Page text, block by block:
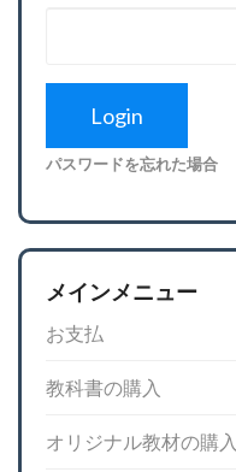
パスワードを忘れた場合
メインメニュー
お支払
教科書の購入
オリジナル教材の購入